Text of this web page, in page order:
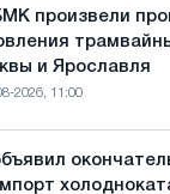
произвели
и Ярославля
2026, 11:00